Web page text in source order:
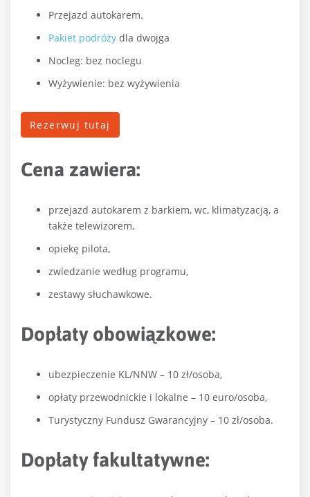
Przejazd autokarem.
Pakiet podróży dla dwojga
Nocleg: bez noclegu
Wyżywienie: bez wyżywienia
Rezerwuj tutaj
Cena zawiera:
przejazd autokarem z barkiem, wc, klimatyzacją, a
także telewizorem,
opiekę pilota,
zwiedzanie według programu,
zestawy słuchawkowe.
Dopłaty obowiązkowe:
ubezpieczenie KL/NNW – 10 zł/osoba,
opłaty przewodnickie i lokalne – 10 euro/osoba,
Turystyczny Fundusz Gwarancyjny – 10 zł/osoba.
Dopłaty fakultatywne: